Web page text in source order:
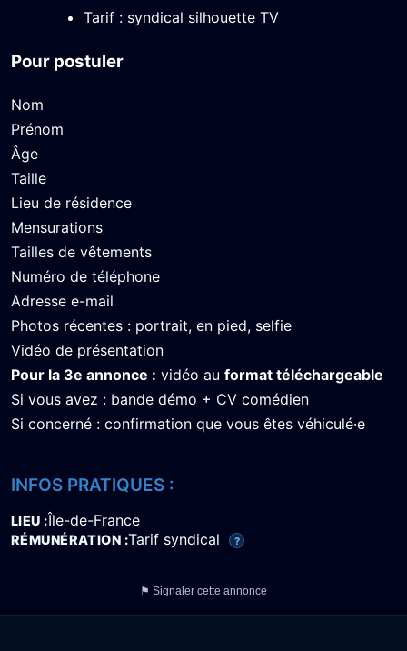
Tarif : syndical silhouette TV
Pour postuler
Nom
Prénom
Âge
Taille
Lieu de résidence
Mensurations
Tailles de vêtements
Numéro de téléphone
Adresse e-mail
Photos récentes : portrait, en pied, selfie
Vidéo de présentation
Pour la 3e annonce : vidéo au format téléchargeable
Si vous avez : bande démo + CV comédien
Si concerné : confirmation que vous êtes véhiculé·e
INFOS PRATIQUES :
LIEU Île-de-France
RÉMUNÉRATION Tarif syndical ?
⚑ Signaler cette annonce